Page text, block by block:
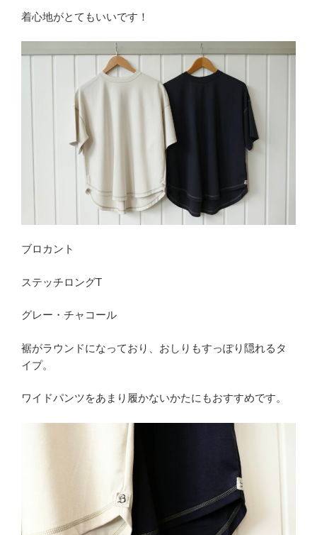
着心地がとてもいいです！
ブロカント
ステッチロングT
グレー・チャコール
裾がラウンドになっており、おしりもすっぽり隠れるタ
イプ。
ワイドパンツをあまり履かないかたにもおすすめです。